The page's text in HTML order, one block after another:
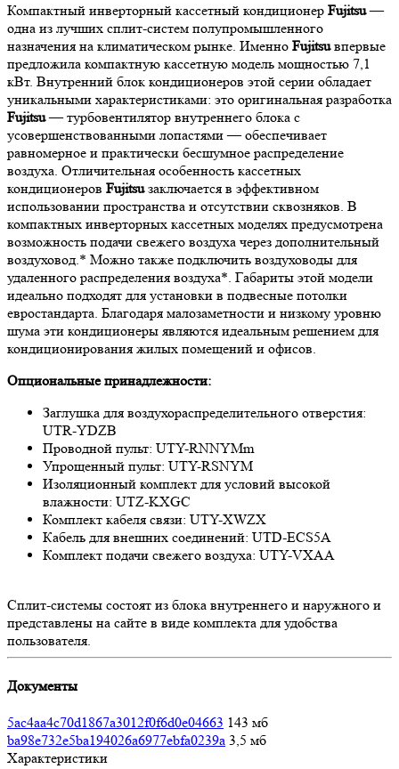
Компактный инверторный кассетный кондиционер Fujitsu—
одна из лучших сплит-систем полупромышленного
назначения на климатическом рынке. Именно Fujitsuвпервые
предложила компактную кассетную модель мощностью 7,1
кВт. Внутренний блок кондиционеров этой серии обладает
уникальными характеристиками: это оригинальная разработка
Fujitsu— турбовентилятор внутреннего блока с
усовершенствованными лопастями — обеспечивает
равномерное и практически бесшумное распределение
воздуха. Отличительная особенность кассетных
кондиционеров Fujitsuзаключается в эффективном
использовании пространства и отсутствии сквозняков. В
компактных инверторных кассетных моделях предусмотрена
возможность подачи свежего воздуха через дополнительный
воздуховод.* Можно также подключить воздуховоды для
удаленного распределения воздуха*. Габариты этой модели
идеально подходят для установки в подвесные потолки
евростандарта. Благодаря малозаметности и низкому уровню
шума эти кондиционеры являются идеальным решением для
кондиционирования жилых помещений и офисов.
Опциональные принадлежности:
Заглушка для воздухораспределительного отверстия:
UTR-YDZB
Проводной пульт: UTY-RNNYMm
Упрощенный пульт: UTY-RSNYM
Изоляционный комплект для условий высокой
влажности: UTZ-KXGC
Комплект кабеля связи: UTY-XWZX
Кабель для внешних соединений: UTD-ECS5A
Комплект подачи свежего воздуха: UTY-VXAA
Сплит-системы состоят из блока внутреннего и наружного и
представлены на сайте в виде комплекта для удобства
пользователя.
Документы
5ac4aa4c70d1867a3012f0f6d0e04663 143 мб
ba98e732e5ba194026a6977ebfa0239a 3,5 мб
Характеристики